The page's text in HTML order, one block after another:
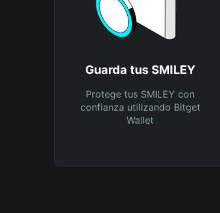
Guarda tus SMILEY
Protege tus SMILEY con
confianza utilizando Bitget
Wallet